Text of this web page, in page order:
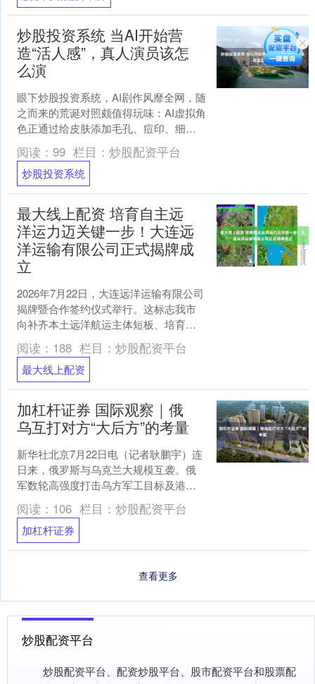
炒股投资系统 当AI开始营
造“活人感”，真人演员该怎
么演
眼下炒股投资系统，AI剧作风靡全网，随
之而来的荒诞对照颇值得玩味：AI虚拟角
色正通过给皮肤添加毛孔、痘印、细纹
来营造“活人感”，而不少真人演员却将磨
皮、滤镜拉满....
阅读： 99 栏目： 炒股配资平台
炒股投资系统
最大线上配资 培育自主远
洋运力迈关键一步！大连远
洋运输有限公司正式揭牌成
立
2026年7月22日，大连远洋运输有限公司
揭牌暨合作签约仪式举行。这标志我市
向补齐本土远洋航运主体短板、培育自
主远洋运力迈出关键一步，为大连东北
亚国际航运中心、....
阅读： 188 栏目： 炒股配资平台
最大线上配资
加杠杆证券 国际观察｜俄
乌互打对方“大后方”的考量
新华社北京7月22日电（记者耿鹏宇）连
日来，俄罗斯与乌克兰大规模互袭。俄
军数轮高强度打击乌方军工目标及港口
设施加杠杆证券，乌军则纵深袭击俄后
方重要工业设施和物流....
阅读： 106 栏目： 炒股配资平台
加杠杆证券
查看更多
炒股配资平台
炒股配资平台、配资炒股平台、股市配资平台和股票配